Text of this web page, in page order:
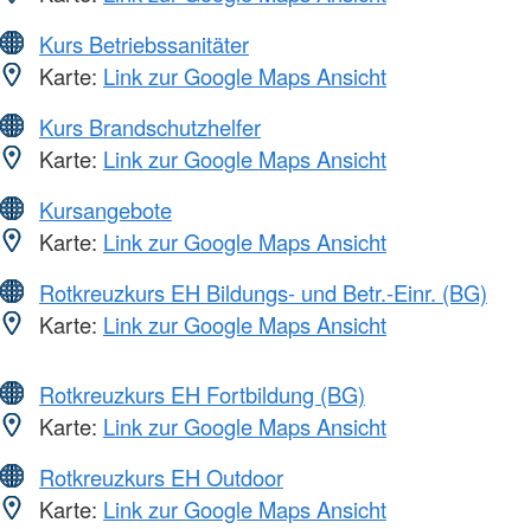
Kurs Betriebssanitäter
Karte: Link zur Google Maps Ansicht
Kurs Brandschutzhelfer
Karte: Link zur Google Maps Ansicht
Kursangebote
Karte: Link zur Google Maps Ansicht
Rotkreuzkurs EH Bildungs- und Betr.-Einr. (BG)
Karte: Link zur Google Maps Ansicht
Rotkreuzkurs EH Fortbildung (BG)
Karte: Link zur Google Maps Ansicht
Rotkreuzkurs EH Outdoor
Karte: Link zur Google Maps Ansicht